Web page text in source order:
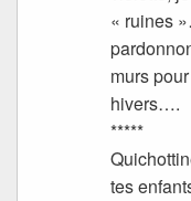
« ruines
murs
hivers….
*****
tes